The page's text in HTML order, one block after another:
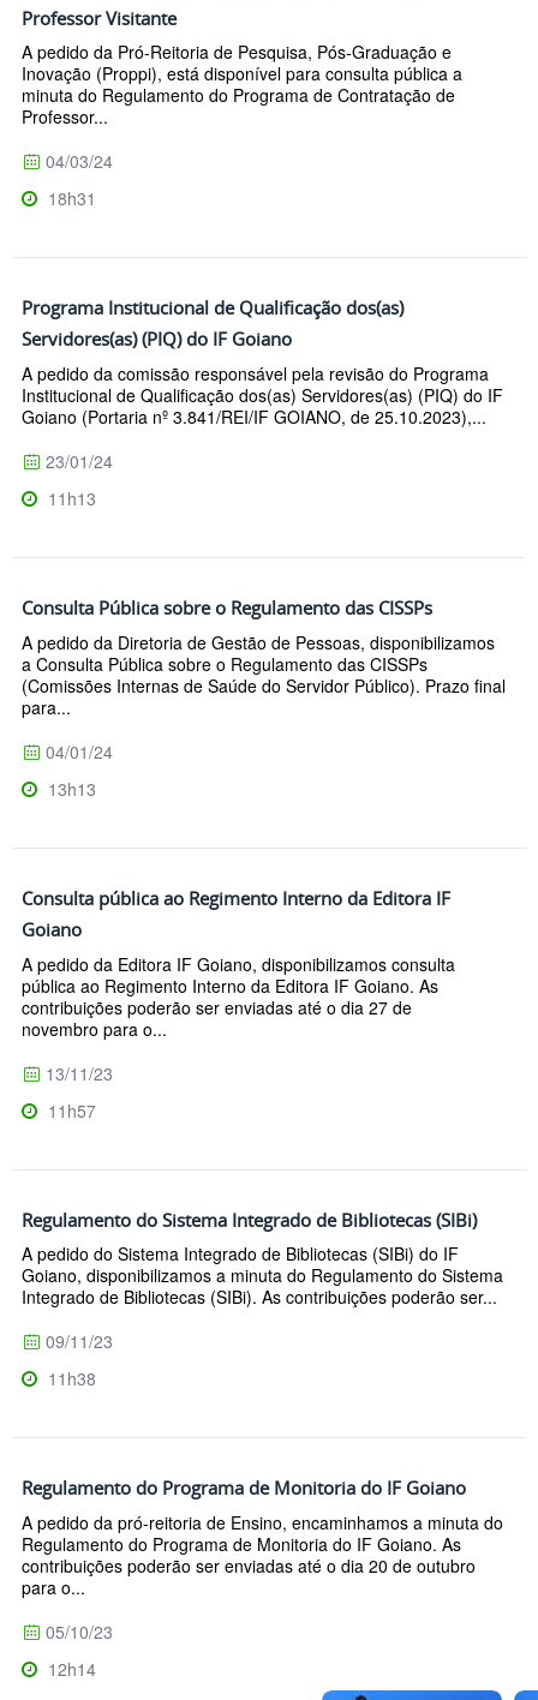
Professor Visitante
A pedido da Pró-Reitoria de Pesquisa, Pós-Graduação e
Inovação (Proppi), está disponível para consulta pública a
minuta do Regulamento do Programa de Contratação de
Professor...
04/03/24
18h31
Programa Institucional de Qualificação dos(as)
Servidores(as) (PIQ) do IF Goiano
A pedido da comissão responsável pela revisão do Programa
Institucional de Qualificação dos(as) Servidores(as) (PIQ) do IF
Goiano (Portaria nº 3.841/REI/IF GOIANO, de 25.10.2023),...
23/01/24
11h13
Consulta Pública sobre o Regulamento das CISSPs
A pedido da Diretoria de Gestão de Pessoas, disponibilizamos
a Consulta Pública sobre o Regulamento das CISSPs
(Comissões Internas de Saúde do Servidor Público). Prazo final
para...
04/01/24
13h13
Consulta pública ao Regimento Interno da Editora IF
Goiano
A pedido da Editora IF Goiano, disponibilizamos consulta
pública ao Regimento Interno da Editora IF Goiano. As
contribuições poderão ser enviadas até o dia 27 de
novembro para o...
13/11/23
11h57
Regulamento do Sistema Integrado de Bibliotecas (SIBi)
A pedido do Sistema Integrado de Bibliotecas (SIBi) do IF
Goiano, disponibilizamos a minuta do Regulamento do Sistema
Integrado de Bibliotecas (SIBi). As contribuições poderão ser...
09/11/23
11h38
Regulamento do Programa de Monitoria do IF Goiano
A pedido da pró-reitoria de Ensino, encaminhamos a minuta do
Regulamento do Programa de Monitoria do IF Goiano. As
contribuições poderão ser enviadas até o dia 20 de outubro
para o...
05/10/23
12h14